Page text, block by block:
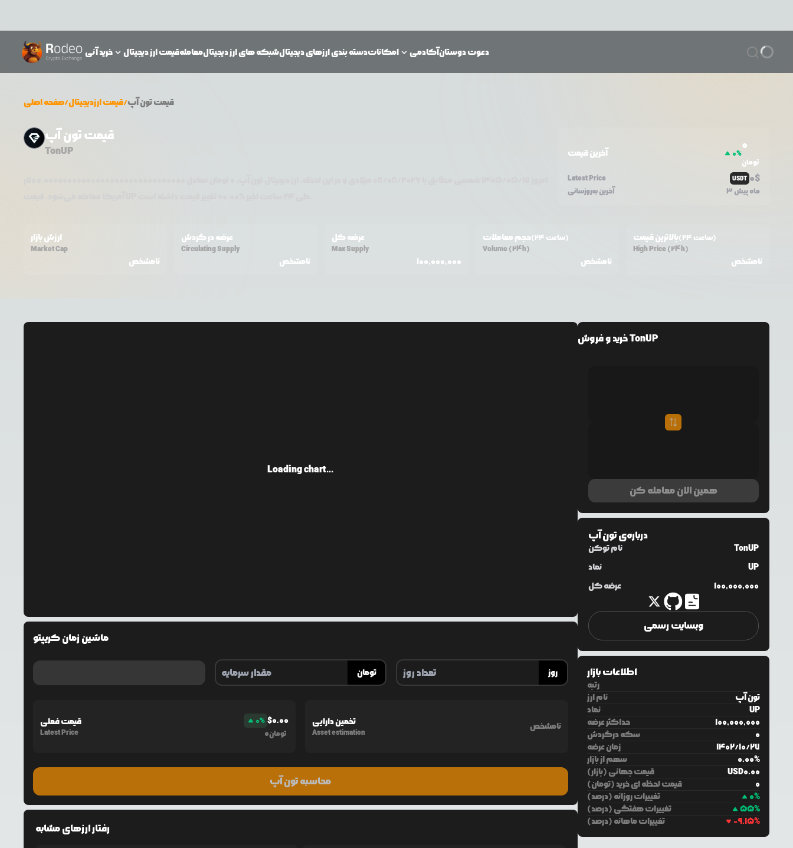
خرید آنی قیمت ارز دیجیتالمعاملهشبکه‌ های ارز دیجیتالدسته بندی ارزهای دیجیتالامکانات آکادمیدعوت دوستان
صفحه اصلی/قیمت ارزدیجیتال/ قیمتتون آپ
قیمت تون آپ
TonUP آخرین قیمت 0%
0
تومان
Latest Price
USDT 0$
آخرین به‌روزسانی 3 ماه پیش
ارزش بازار
Market Cap
نامشخص
عرضه در گردش
Circulating Supply
نامشخص
عرضه کل
Max Supply
100,000,000
حجم معاملات
(24 ساعت)
Volume (24h)
نامشخص
بالاترین قیمت
(24 ساعت)
High Price (24h)
نامشخص
Loading chart...
ماشین زمان کریپتو
تومان روز
قیمت فعلی
Latest Price
0% $0.00
0تومان
تخمین دارایی
Asset estimation
نامشخص
محاسبه تون آپ
رفتار ارزهای مشابه
خرید و فروش TonUP
همین الان معامله کن
درباره‌یتون آپ
نام توکن
TonUP
نماد
UP
عرضه کل
100,000,000
وبسایت رسمی
اطلاعات بازار
رتبه
نام ارز
تون آپ
نماد
UP
حداکثر عرضه
100,000,000
سکه درگردش
0
زمان عرضه
1402/10/27
سهم از بازار
0.00%
قیمت جهانی (بازار)
USD0.00
قیمت لحظه ای خرید (تومان)
0
تغییرات روزانه (درصد)
0%
تغییرات هفتگی (درصد)
55%
تغییرات ماهانه (درصد)
-9.15%